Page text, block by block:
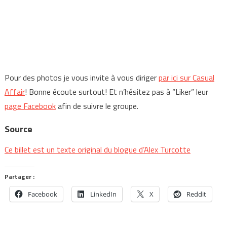
Pour des photos je vous invite à vous dirigerpar ici sur Casual
Affair! Bonne écoute surtout! Et n’hésitez pas à “Liker” leur
page Facebookafin de suivre le groupe.
Source
Ce billet est un texte original du blogue d’Alex Turcotte
Partager :
Facebook LinkedIn X Reddit